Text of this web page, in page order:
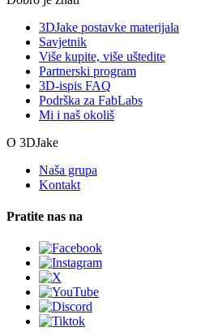
3DJake postavke materijala
Savjetnik
Više kupite, više uštedite
Partnerski program
3D-ispis FAQ
Podrška za FabLabs
Mi i naš okoliš
O 3DJake
Naša grupa
Kontakt
Pratite nas na